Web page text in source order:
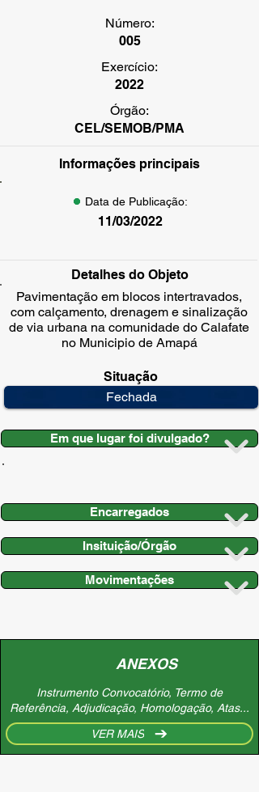
Número:
005
Exercício:
2022
Órgão:
CEL/SEMOB/PMA
Informações principais
Data de Publicação:
11/03/2022
Detalhes do Objeto
Pavimentação em blocos intertravados,
com calçamento, drenagem e sinalização
de via urbana na comunidade do Calafate
no Municipio de Amapá
Situação
Fechada
Em que lugar foi divulgado?
Encarregados
Insituição/Órgão
Movimentações
ANEXOS
Instrumento Convocatório, Termo de
Referência, Adjudicação, Homologação, Atas...
VER MAIS